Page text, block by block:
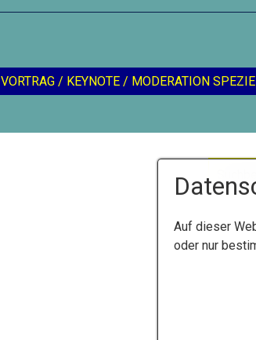
VORTRAG / KEYNOTE / MODERATION
Auf dieser
oder nur